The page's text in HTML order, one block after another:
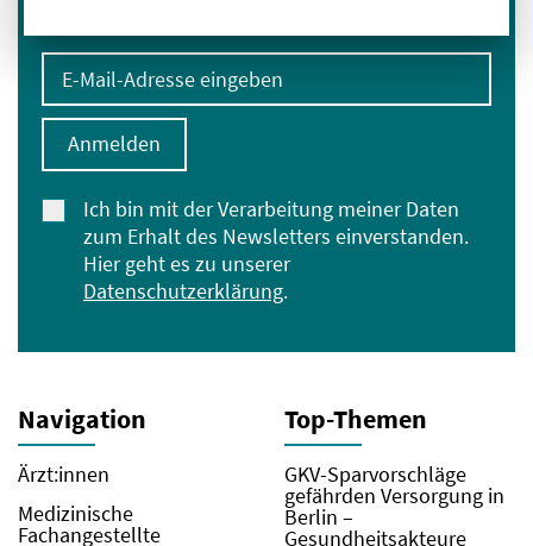
E-Mail-Adresse eingeben
Ich bin mit der Verarbeitung meiner Daten
zum Erhalt des Newsletters einverstanden.
Hier geht es zu unserer
Datenschutzerklärung.
Anmelden
Navigation
Ärzt:innen
Medizinische
Fachangestellte
Top-Themen
GKV-Sparvorschläge
gefährden Versorgung in
Berlin –
Gesundheitsakteure